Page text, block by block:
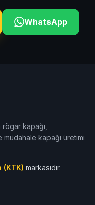
WhatsApp
kapağı,
müdahale kapağı üretimi
(KTK) markasıdır.